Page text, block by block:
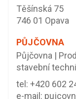
Těšínská 75
746 01 Opava
PŮJČOVNA
Půjčovna |
stavební
tel: +420 602
e-mail: